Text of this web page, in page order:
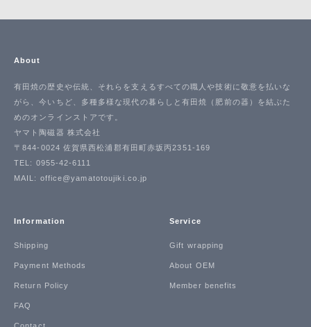
About
有田焼の歴史や伝統、それらを支えるすべての職人や技術に敬意を払いな
がら、今いちど、多種多様な現代の暮らしと有田焼（肥前の器）を結ぶた
めのオンラインストアです。
ヤマト陶磁器 株式会社
〒844-0024 佐賀県西松浦郡有田町赤坂丙2351-169
TEL: 0955-42-6111
MAIL: office@yamatotoujiki.co.jp
Information
Shipping
Payment Methods
Return Policy
FAQ
Service
Gift wrapping
About OEM
Member benefits